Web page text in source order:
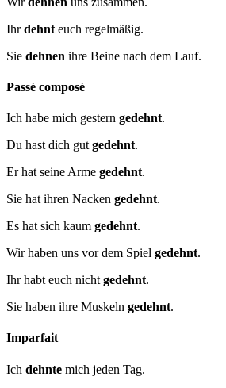
Ihrdehnt euch regelmäßig.
Sie dehnen ihre Beine nach dem Lauf.
Passé composé
Ich habe mich gestern gedehnt.
Du hast dich gut gedehnt.
Er hat seine Arme gedehnt.
Sie hat ihren Nacken gedehnt.
Es hat sich kaum gedehnt.
Wir haben uns vor dem Spiel gedehnt.
Ihr habt euch nicht gedehnt.
Sie haben ihre Muskeln gedehnt.
Imparfait
Ich dehnte mich jeden Tag.